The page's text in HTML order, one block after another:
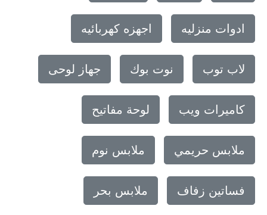
ادوات منزليه اجهزه كهربائيه
لاب توب نوت بوك جهاز لوحى
كاميرات ويب لوحة مفاتيح
ملابس حريمي ملابس نوم
فساتين زفاف ملابس بحر